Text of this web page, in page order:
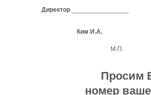
Директор
Ким И.А.
М.П.
Просим
номер